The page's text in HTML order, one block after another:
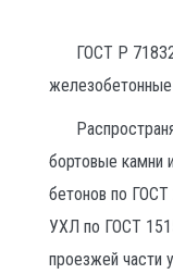
ГОСТ Р
железобетонные
бортовые камни
бетонов по ГОСТ
УХЛ по ГОСТ
проезжей части